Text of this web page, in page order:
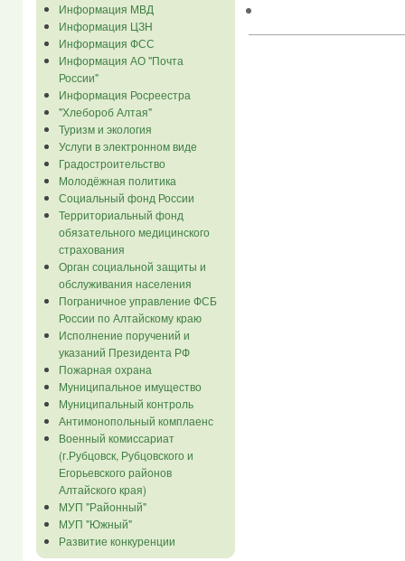
Информация МВД
Информация ЦЗН
Информация ФСС
Информация АО "Почта
России"
Информация Росреестра
"Хлебороб Алтая"
Туризм и экология
Услуги в электронном виде
Градостроительство
Молодёжная политика
Социальный фонд России
Территориальный фонд
обязательного медицинского
страхования
Орган социальной защиты и
обслуживания населения
Пограничное управление ФСБ
России по Алтайскому краю
Исполнение поручений и
указаний Президента РФ
Пожарная охрана
Муниципальное имущество
Муниципальный контроль
Антимонопольный комплаенс
Военный комиссариат
(г.Рубцовск, Рубцовского и
Егорьевского районов
Алтайского края)
МУП "Районный"
МУП "Южный"
Развитие конкуренции